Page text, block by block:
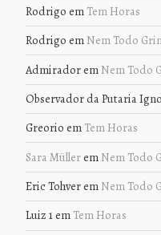
Rodrigo em Tem Horas
Rodrigo em Nem Todo
Admiradorem Nem Todo
Observador da Putaria
Greorio em Tem Horas
Sara Müllerem Nem Todo
Eric Tohverem Nem Todo
Luiz 1em Tem Horas